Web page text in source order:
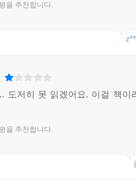
을 추천합니다.
도저히 못 읽겠어요. 이걸 책이
을 추천합니다.